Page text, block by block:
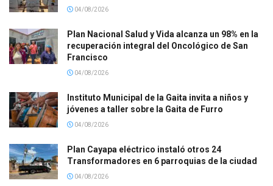
04/08/2026
Plan Nacional Salud y Vida alcanza un 98% en la
recuperación integral del Oncológico de San
Francisco
04/08/2026
Instituto Municipal de la Gaita invita a niños y
jóvenes a taller sobre la Gaita de Furro
04/08/2026
Plan Cayapa eléctrico instaló otros 24
Transformadores en 6 parroquias de la ciudad
04/08/2026